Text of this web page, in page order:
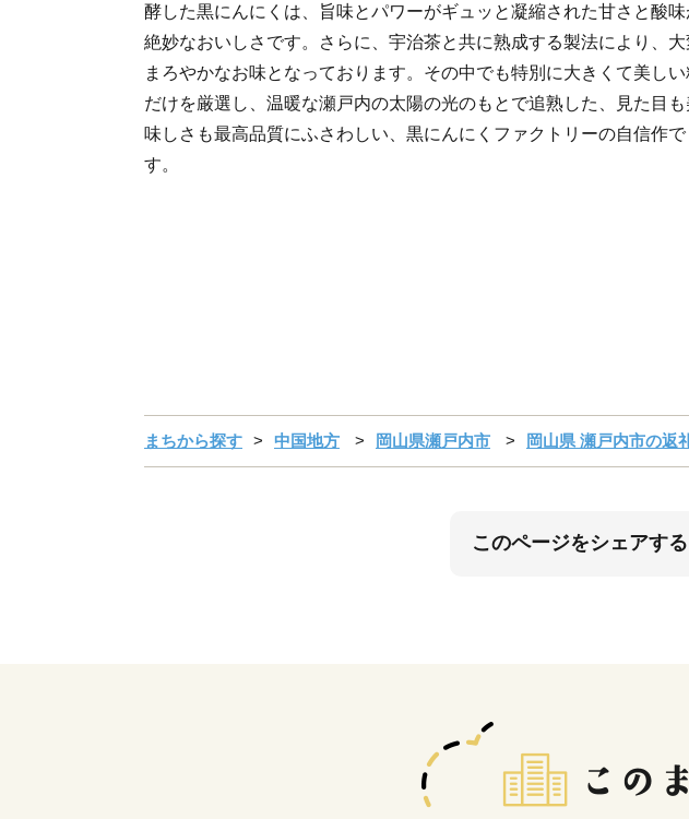
酵した黒にんにくは、旨味とパワーがギュッと凝縮された甘さと酸味
絶妙なおいしさです。さらに、宇治茶と共に熟成する製法により、大
まろやかなお味となっております。その中でも特別に大きくて美しい
だけを厳選し、温暖な瀬戸内の太陽の光のもとで追熟した、見た目も
味しさも最高品質にふさわしい、黒にんにくファクトリーの自信作で
す。
まちから探す 中国地方 岡山県瀬戸内市 岡山県 瀬戸内市の返
このページをシェアする